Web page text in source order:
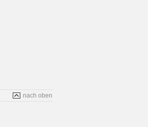
nach oben